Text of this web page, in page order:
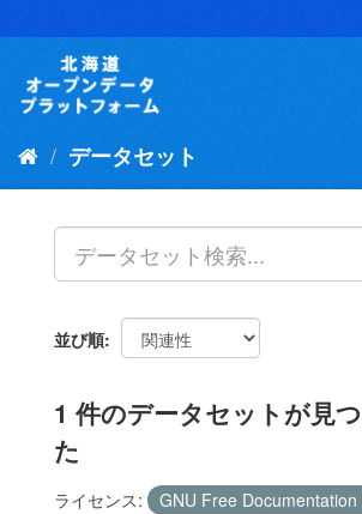
キ
データセット
並び順
1 件のデータセットが見
た
ライセンス: GNU Free Documentation